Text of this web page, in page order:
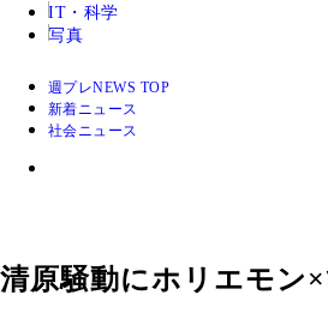
IT・科学
写真
週プレNEWS TOP
新着ニュース
社会ニュース
清原騒動にホリエモン